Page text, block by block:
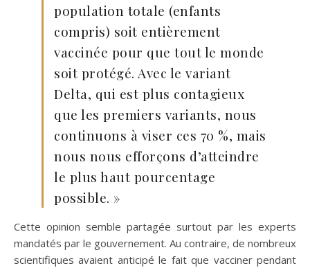
population totale (enfants
compris) soit entièrement
vaccinée pour que tout le monde
soit protégé. Avec le variant
Delta, qui est plus contagieux
que les premiers variants, nous
continuons à viser ces 70 %, mais
nous nous efforçons d’atteindre
le plus haut pourcentage
possible. »
Cette opinion semble partagée surtout par les experts
mandatés par le gouvernement. Au contraire, de nombreux
scientifiques avaient anticipé le fait que vacciner pendant